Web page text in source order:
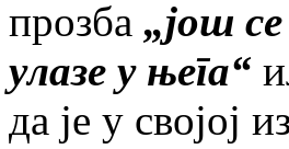
прозба „још
улазе у њега“
да је у својој